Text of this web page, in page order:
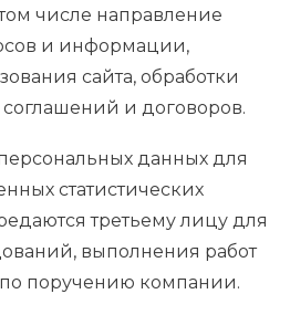
числе направление
и информации,
сайта, обработки
и договоров.
данных для
статистических
третьему лицу для
выполнения работ
по поручению компании.